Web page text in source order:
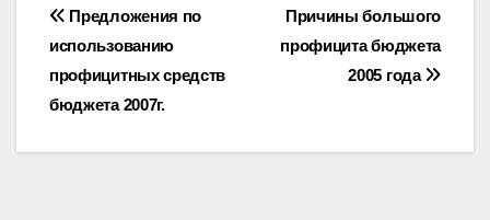
Post
navigation
Причины большого
профицита бюджета
2005 года
Предложения по
использованию
профицитных средств
бюджета 2007г.